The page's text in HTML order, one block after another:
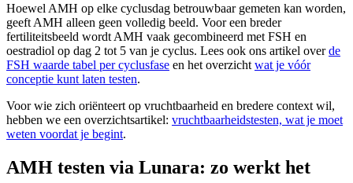
Hoewel AMH op elke cyclusdag betrouwbaar gemeten kan worden,
geeft AMH alleen geen volledig beeld. Voor een breder
fertiliteitsbeeld wordt AMH vaak gecombineerd met FSH en
oestradiol op dag 2 tot 5 van je cyclus. Lees ook ons artikel overde
FSH waarde tabel per cyclusfase en het overzicht wat je vóór
conceptie kunt laten testen.
Voor wie zich oriënteert op vruchtbaarheid en bredere context wil,
hebben we een overzichtsartikel: vruchtbaarheidstesten, wat je moet
weten voordat je begint.
AMH testen via Lunara: zo werkt het